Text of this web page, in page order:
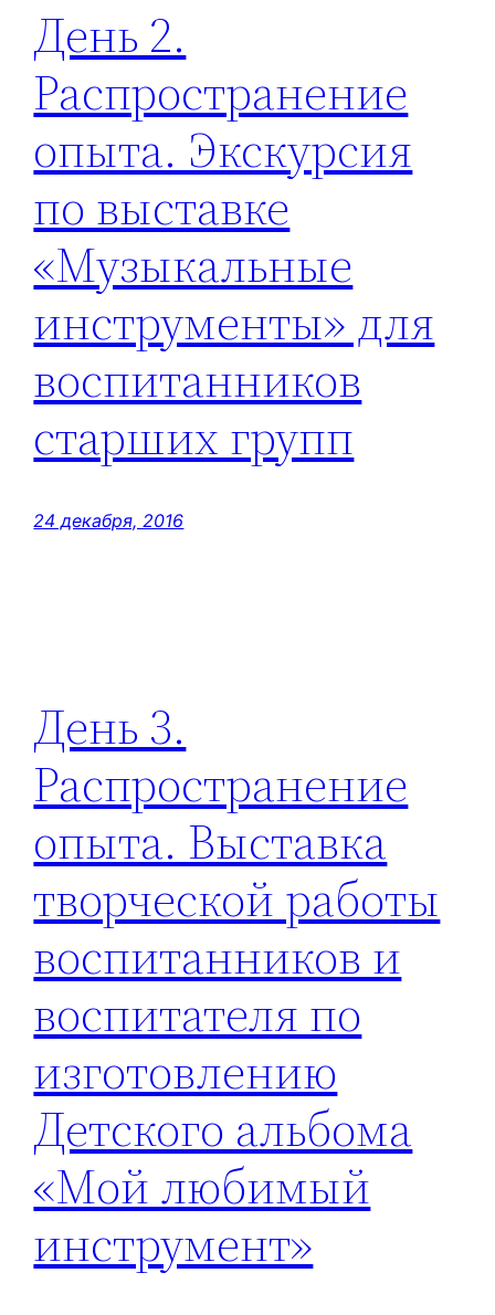
День 2.
Распространение
опыта. Экскурсия
по выставке
«Музыкальные
инструменты» для
воспитанников
старших групп
24 декабря, 2016
День 3.
Распространение
опыта. Выставка
творческой работы
воспитанников и
воспитателя по
изготовлению
Детского альбома
«Мой любимый
инструмент»